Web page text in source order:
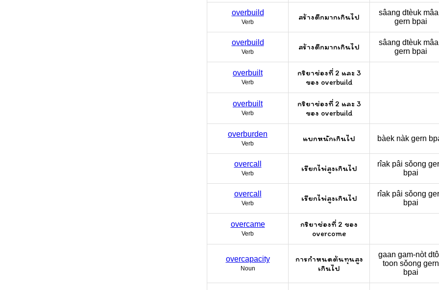
overbuild
Verb
สร้างตึกมากเกินไป
sâang dtèuk
gern bpai
overbuild
Verb
สร้างตึกมากเกินไป
sâang dtèuk
gern bpai
overbuilt
Verb
กริยาช่องที่ 2 และ 3
ของ overbuild
overbuilt
Verb
กริยาช่องที่ 2 และ 3
ของ overbuild
overburden
Verb
แบกหนักเกินไป bàek nàk gern
overcall
Verb
เรียกไพ่สูงเกินไป
rîak pâi sǒong
bpai
overcall
Verb
เรียกไพ่สูงเกินไป
rîak pâi sǒong
bpai
overcame
Verb
กริยาช่องที่ 2 ของ
overcome
overcapacity
Noun
การกำหนดต้นทุนสูง
เกินไป
gaan gam-nòt
toon sǒong gern
bpai